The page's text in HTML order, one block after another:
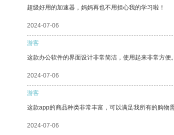
超级好用的加速器，妈妈再也不用担心我的学习啦！
2024-07-06
游客
这款办公软件的界面设计非常简洁，使用起来非常方便
2024-07-06
游客
这款app的商品种类非常丰富，可以满足我所有的购物需
2024-07-06